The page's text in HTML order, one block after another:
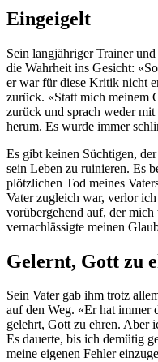
Eingeigelt
Sein langjähriger Trainer
die Wahrheit ins Gesicht:
er war für diese Kritik nicht
zurück. «Statt mich meinem
zurück und sprach weder
herum. Es wurde immer
Es gibt keinen Süchtigen,
sein Leben zu ruinieren. Es
plötzlichen Tod meines
Vater zugleich war, verlor
vorübergehend auf, der
vernachlässigte meinen
Gelernt, Gott zu
Sein Vater gab ihm trotz
auf den Weg. «Er hat immer
gelehrt, Gott zu ehren. Aber
Es dauerte, bis ich demütig
meine eigenen Fehler